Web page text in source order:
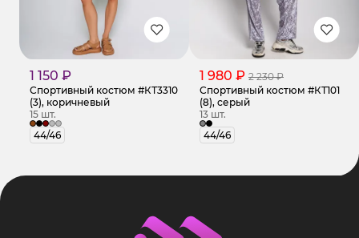
1 150 ₽
Спортивный костюм #КТ3310
(3), коричневый
15 шт.
44/46
1 980 ₽ 2 230 ₽
Спортивный костюм #КТ101
(8), серый
13 шт.
44/46